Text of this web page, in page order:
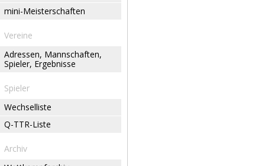
mini-Meisterschaften
Vereine
Adressen, Mannschaften,
Spieler, Ergebnisse
Spieler
Wechselliste
Q-TTR-Liste
Archiv